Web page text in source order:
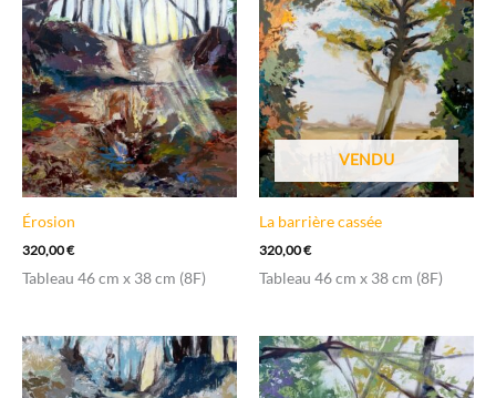
Érosion
320,00€
Tableau 46 cm x 38 cm (8F)
VENDU
La barrière cassée
320,00€
Tableau 46 cm x 38 cm (8F)